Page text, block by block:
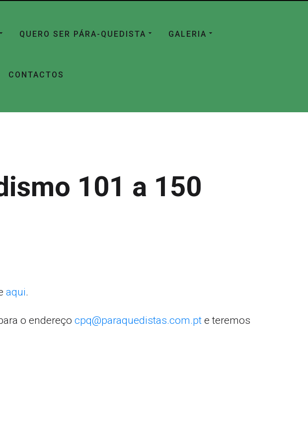
QUERO SER PÁRA-QUEDISTA GALERIA
CONTACTOS
101 a 150
aqui.
o endereço cpq@paraquedistas.com.pt e teremos